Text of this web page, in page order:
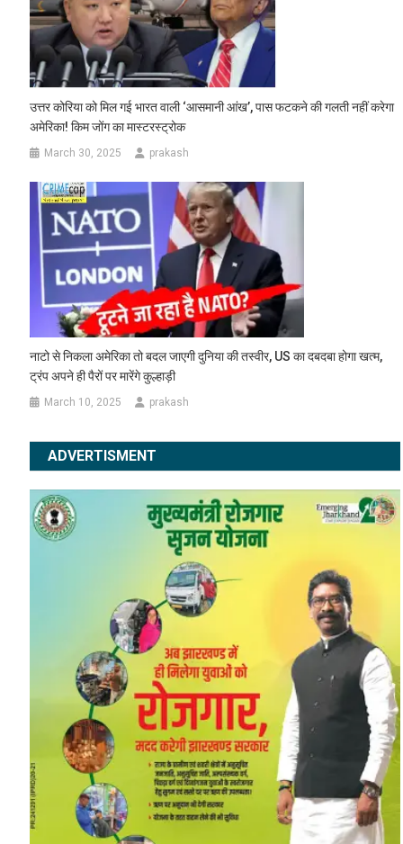
उत्तर कोरिया को मिल गई भारत वाली ‘आसमानी आंख’, पास फटकने की गलती नहीं करेगा
अमेरिका! किम जोंग का मास्टरस्ट्रोक
March 30, 2025 prakash
नाटो से निकला अमेरिका तो बदल जाएगी दुनिया की तस्वीर, US का दबदबा होगा खत्म,
ट्रंप अपने ही पैरों पर मारेंगे कुल्हाड़ी
March 10, 2025 prakash
ADVERTISMENT